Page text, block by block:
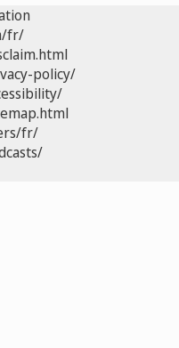
fr/
policy/
fr/